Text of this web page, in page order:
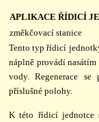
APLIKACE ŘÍDICÍ
změkčovací stanice
Tento typ řídicí
náplně provádí
vody. Regenerace
příslušné polohy.
K této řídicí jednotce